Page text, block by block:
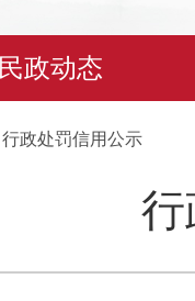
民政动态
行政处罚信用公示
行